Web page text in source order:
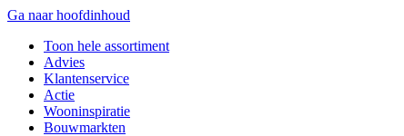
Ga naar hoofdinhoud
Toon hele assortiment
Advies
Klantenservice
Actie
Wooninspiratie
Bouwmarkten